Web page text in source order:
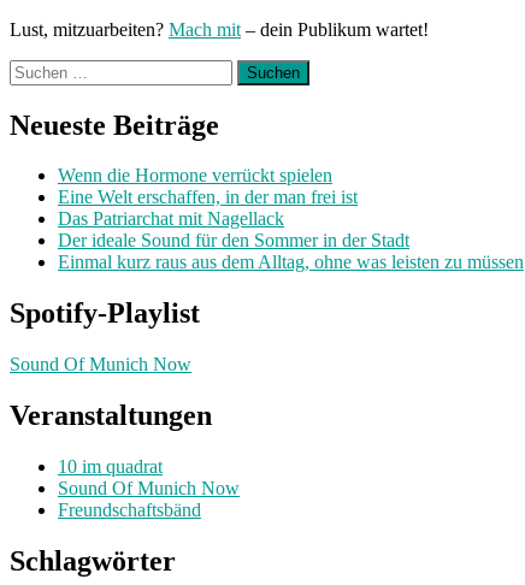
Lust, mitzuarbeiten? Mach mit – dein Publikum wartet!
Suchen
nach:
Neueste Beiträge
Wenn die Hormone verrückt spielen
Eine Welt erschaffen, in der man frei ist
Das Patriarchat mit Nagellack
Der ideale Sound für den Sommer in der Stadt
Einmal kurz raus aus dem Alltag, ohne was leisten zu müssen
Spotify-Playlist
Sound Of Munich Now
Veranstaltungen
10 im quadrat
Sound Of Munich Now
Freundschaftsbänd
Schlagwörter